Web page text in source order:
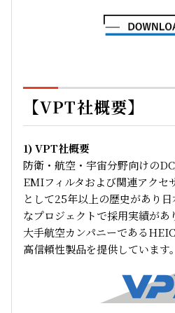
【VPT社概要】
1) VPT社概要
防衛・航空・宇宙分野向けの
EMIフィルタおよび関連アクセ
として25年以上の歴史があり
なプロジェクトで採用実績があ
大手航空カンパニーである
高信頼性製品を提供しています。